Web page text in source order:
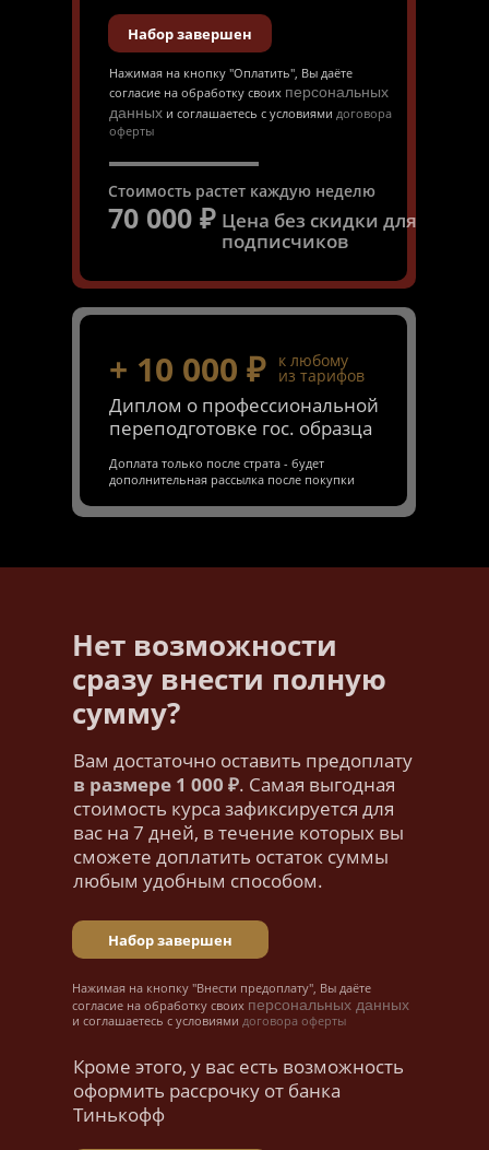
Набор завершен
Нажимая на кнопку "Оплатить", Вы даёте
согласие на обработку своих персональных
данных и соглашаетесь с условиями договора
оферты
Нет возможности
сразу внести полную
сумму?
к любому
из тарифов
+ 10 000 ₽
Диплом о профессиональной
переподготовке гос. образца
Вам достаточно оставить предоплату
в размере 1 000 ₽. Самая выгодная
стоимость курса зафиксируется для
вас на 7 дней, в течение которых вы
сможете доплатить остаток суммы
любым удобным способом.
Набор завершен
Нажимая на кнопку "Внести предоплату", Вы даёте
согласие на обработку своих персональных данных
и соглашаетесь с условиями договора оферты
Кроме этого, у вас есть возможность
оформить рассрочку от банка
Тинькофф
Стоимость растет каждую неделю
70 000 ₽ Цена без скидки для
подписчиков
Доплата только после страта - будет
дополнительная рассылка после покупки